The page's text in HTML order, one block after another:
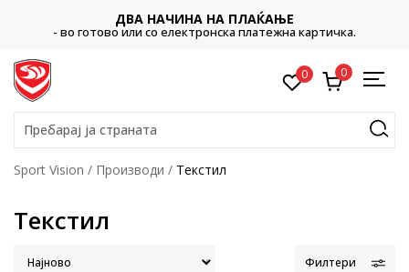
ДВА НАЧИНА НА ПЛАЌАЊЕ
- во готово или со електронска платежна картичка.
0 0
Пребарај ја страната
Sport Vision Производи Текстил
Текстил
Филтери